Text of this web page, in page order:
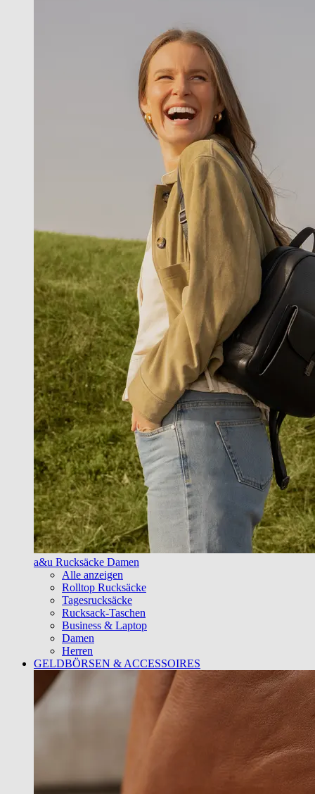
a&u Rucksäcke Damen
Alle anzeigen
Rolltop Rucksäcke
Tagesrucksäcke
Rucksack-Taschen
Business & Laptop
Damen
Herren
GELDBÖRSEN & ACCESSOIRES